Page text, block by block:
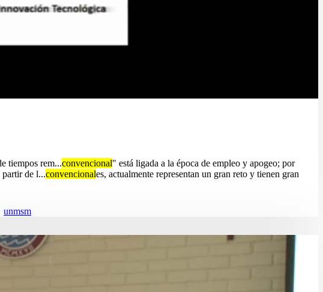
tiempos rem...convencional" está ligada a la época de empleo y apogeo; por
partir de l...convencionales, actualmente representan un gran reto y tienen gran
unmsm